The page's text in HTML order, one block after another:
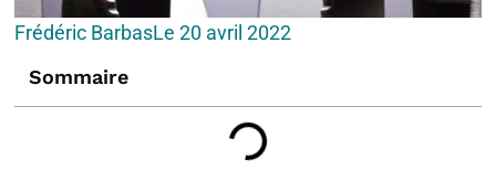
Frédéric BarbasLe 20 avril 2022
Sommaire